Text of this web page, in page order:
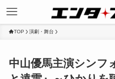
TOP 演劇・舞台
中山優馬主演シンフ